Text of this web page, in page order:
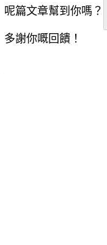
呢篇文章幫到你嗎？
多謝你嘅回饋！